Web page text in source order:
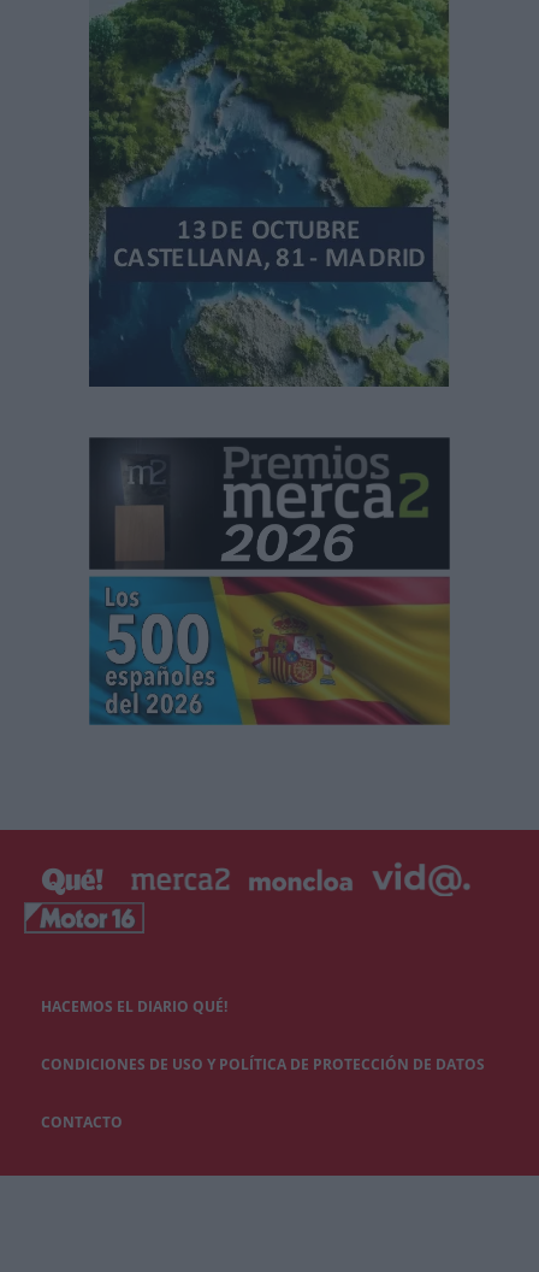
HACEMOS EL DIARIO QUÉ!
CONDICIONES DE USO Y POLÍTICA DE PROTECCIÓN DE DATOS
CONTACTO